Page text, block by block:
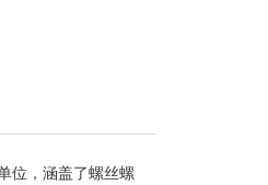
位，涵盖了螺丝螺